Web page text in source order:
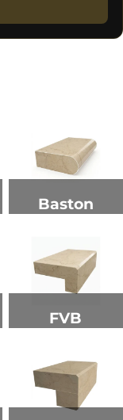
Baston
FVB